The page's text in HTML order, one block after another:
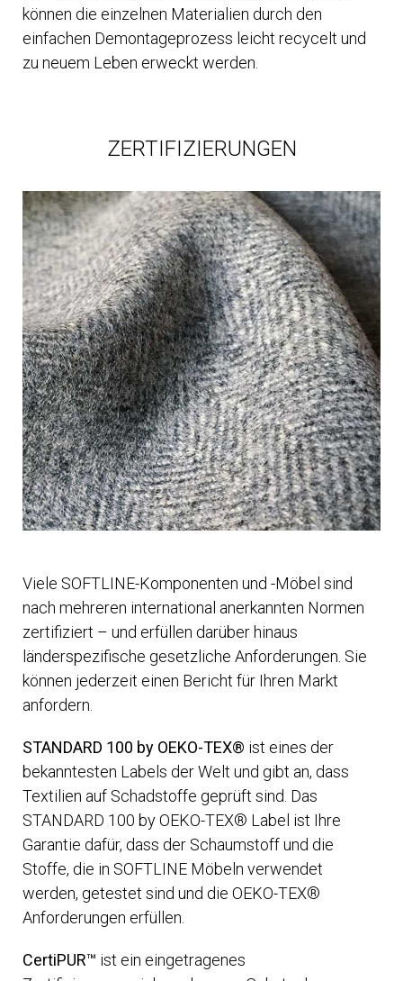
können die einzelnen Materialien durch den
einfachen Demontageprozess leicht recycelt und
zu neuem Leben erweckt werden.
ZERTIFIZIERUNGEN
Viele SOFTLINE-Komponenten und -Möbel sind
nach mehreren international anerkannten Normen
zertifiziert – und erfüllen darüber hinaus
länderspezifische gesetzliche Anforderungen. Sie
können jederzeit einen Bericht für Ihren Markt
anfordern.
STANDARD 100 by OEKO-TEX® ist eines der
bekanntesten Labels der Welt und gibt an, dass
Textilien auf Schadstoffe geprüft sind. Das
STANDARD 100 by OEKO-TEX® Label ist Ihre
Garantie dafür, dass der Schaumstoff und die
Stoffe, die in SOFTLINE Möbeln verwendet
werden, getestet sind und die OEKO-TEX®
Anforderungen erfüllen.
CertiPUR™ ist ein eingetragenes